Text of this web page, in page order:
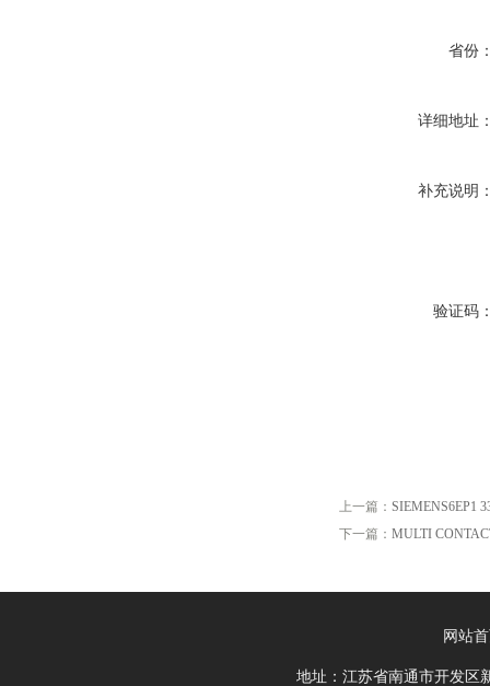
省份
详细地址
补充说明
验证码
上一篇： SIEMENS6EP1
下一篇： MULTI
网站
地址：江苏省南通市开发区